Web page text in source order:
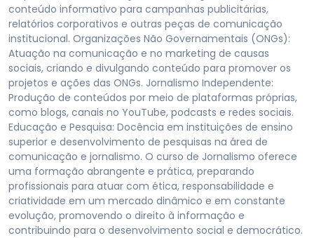
conteúdo informativo para campanhas publicitárias,
relatórios corporativos e outras peças de comunicação
institucional. Organizações Não Governamentais (ONGs):
Atuação na comunicação e no marketing de causas
sociais, criando e divulgando conteúdo para promover os
projetos e ações das ONGs. Jornalismo Independente:
Produção de conteúdos por meio de plataformas próprias,
como blogs, canais no YouTube, podcasts e redes sociais.
Educação e Pesquisa: Docência em instituições de ensino
superior e desenvolvimento de pesquisas na área de
comunicação e jornalismo. O curso de Jornalismo oferece
uma formação abrangente e prática, preparando
profissionais para atuar com ética, responsabilidade e
criatividade em um mercado dinâmico e em constante
evolução, promovendo o direito à informação e
contribuindo para o desenvolvimento social e democrático.